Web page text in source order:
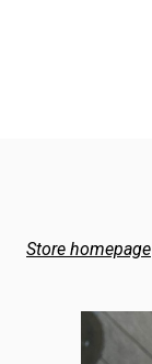
Store homepage